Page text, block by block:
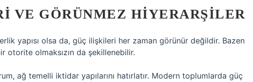
VE GÖRÜNMEZ HIYERARŞILER
yapısı olsa da, güç ilişkileri her zaman görünür değildir. Bazen
otorite olmaksızın da şekillenebilir.
ağ temelli iktidar yapılarını hatırlatır. Modern toplumlarda güç